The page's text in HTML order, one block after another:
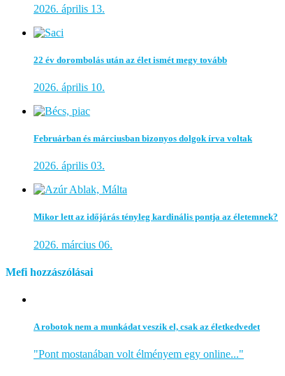
2026. április 13.
22 év dorombolás után az élet ismét megy tovább
2026. április 10.
Februárban és márciusban bizonyos dolgok írva voltak
2026. április 03.
Mikor lett az időjárás tényleg kardinális pontja az életemnek?
2026. március 06.
Mefi hozzászólásai
A robotok nem a munkádat veszik el, csak az életkedvedet
"Pont mostanában volt élményem egy online..."